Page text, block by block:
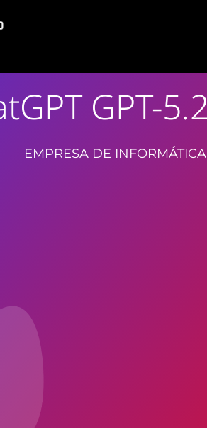
GPT-
EMPRESA DE